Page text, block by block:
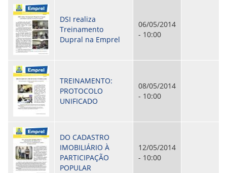
SERVIÇOS
PGDE - PROGRAMA DE GERENCIAMENTO DO
DESEMPENHO DOS EMPREGADOS DA EMPREL
AFASTAMENTOS DOS FUNCIONÁRIOS
CAPACITAÇÃO
EVENTOS DA EMPREL
PPP - PERFIL PROFISSIOGRÁFICO
PREVIDENCIÁRIO
PROGRAMA QUALIDADE DE VIDA
PROGRAMA DE ESTAGIÁRIO
PGDE 2023
PGDE 2024
GESTÃO DA INFORMAÇÃO
DSI realiza
Treinamento
Dupral na Emprel
06/05/2014
- 10:00
TREINAMENTO:
PROTOCOLO
UNIFICADO
08/05/2014
- 10:00
DO CADASTRO
IMOBILIÁRIO À
PARTICIPAÇÃO
POPULAR
12/05/2014
- 10:00